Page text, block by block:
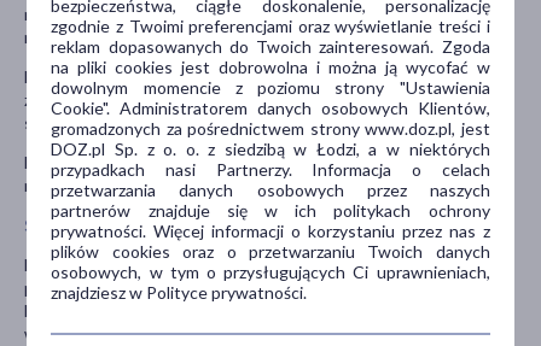
młodzieży. Mogą to być objawy rzadkich, ale poważnych działań
niepożądanych.
Ebilfumin nie jest szczepionką. Służy do leczenia zakażenia lub
zapobiegania rozprzestrzenianiu się wirusa grypy. Nie daje
sezonowej odporności na wirusa.
Lek należy przechowywać w miejscu niewidocznym i
niedostępnym dla dzieci.
Stosowanie innych leków
Należy powiedzieć lekarzowi lub farmaceucie o wszystkich lekach
przyjmowanych przez pacjenta obecnie lub ostatnio, a także o
lekach, które pacjent planuje przyjmować. Dotyczy to także leków
wydawanych bez recepty.
bezpieczeństwa, ciągłe doskonalenie, personalizację
zgodnie z Twoimi preferencjami oraz wyświetlanie treści i
reklam dopasowanych do Twoich zainteresowań. Zgoda
na pliki cookies jest dobrowolna i można ją wycofać w
dowolnym momencie z poziomu strony "Ustawienia
Cookie". Administratorem danych osobowych Klientów,
gromadzonych za pośrednictwem strony www.doz.pl, jest
DOZ.pl Sp. z o. o. z siedzibą w Łodzi, a w niektórych
przypadkach nasi Partnerzy. Informacja o celach
przetwarzania danych osobowych przez naszych
partnerów znajduje się w ich politykach ochrony
prywatności. Więcej informacji o korzystaniu przez nas z
plików cookies oraz o przetwarzaniu Twoich danych
osobowych, w tym o przysługujących Ci uprawnieniach,
znajdziesz w Polityce prywatności.